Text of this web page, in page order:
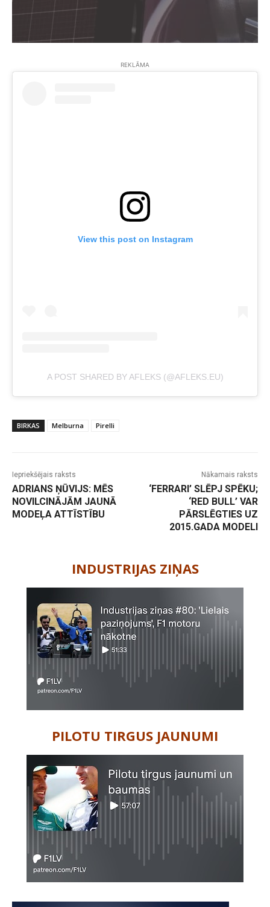
REKLĀMA
View this post on Instagram
A POST SHARED BY AFLEKS (@AFLEKS.EU)
BIRKAS Melburna Pirelli
Iepriekšējais raksts
ADRIANS ŅŪVIJS: MĒS
NOVILCINĀJĀM JAUNĀ
MODEĻA ATTĪSTĪBU
Nākamais raksts
‘FERRARI’ SLĒPJ SPĒKU;
‘RED BULL’ VAR
PĀRSLĒGTIES UZ
2015.GADA MODELI
INDUSTRIJAS ZIŅAS
PILOTU TIRGUS JAUNUMI